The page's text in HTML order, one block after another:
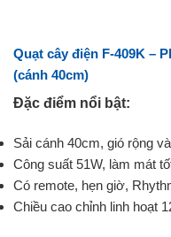
Quạt cây điện F-409K –
(cánh 40cm)
Đặc điểm nổi bật:
Sải cánh 40cm, gió rộng
Công suất 51W, làm mát
Có remote, hẹn giờ,
Chiều cao chỉnh linh hoạt